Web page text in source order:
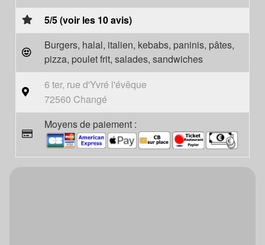
5/5 (voir les 10 avis)
Burgers, halal, italien, kebabs, paninis, pâtes,
pizza, poulet frit, salades, sandwiches
6 ter, rue d'Yvré l'évêque
72560 Changé
Moyens de paiement :